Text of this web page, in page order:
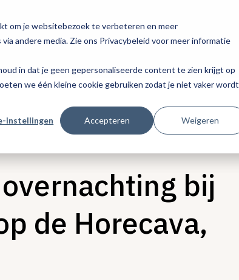
om je websitebezoek te verbeteren en meer
andere media. Zie ons Privacybeleid voor meer informatie
in dat je geen gepersonaliseerde content te zien krijgt op
we één kleine cookie gebruiken zodat je niet vaker wordt
instellingen Accepteren Weigeren
bij
de Horecava,